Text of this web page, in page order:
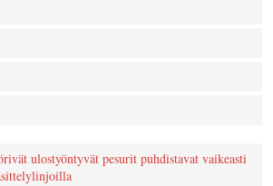
ulostyöntyvät pesurit puhdistavat vaikeasti